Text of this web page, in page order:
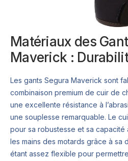
Matériaux des
Maverick :
Les gants Segura Maverick sont
combinaison premium de cuir de
une excellente résistance à
une souplesse remarquable. Le
pour sa robustesse et sa
les mains des motards grâce à sa
étant assez flexible pour